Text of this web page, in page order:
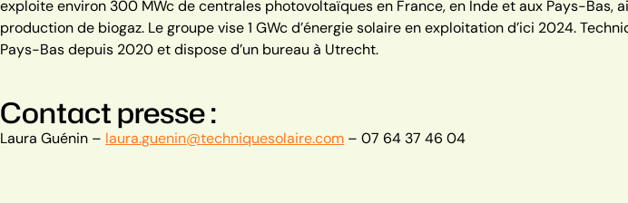
exploite environ 300 MWc de centrales photovoltaïques en France, en Inde et aux Pays-Bas,
production de biogaz. Le groupe vise 1 GWc d’énergie solaire en exploitation d’ici 2024.
Pays-Bas depuis 2020 et dispose d’un bureau à Utrecht.
Contact presse :
Laura Guénin – laura.guenin@techniquesolaire.com – 07 64 37 46 04